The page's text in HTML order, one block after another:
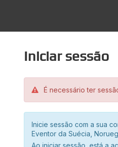
Iniciar sessão
É necessário ter
Inicie sessão com a sua
Eventor da Suécia,
Ao iniciar sessão, está a